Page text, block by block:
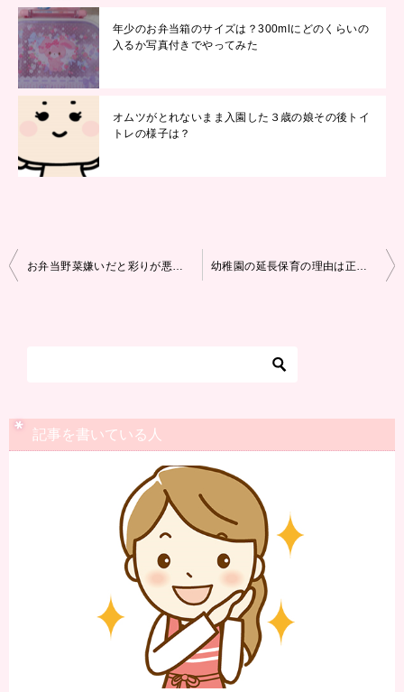
年少のお弁当箱のサイズは？300mlにどのくらいの
入るか写真付きでやってみた
オムツがとれないまま入園した３歳の娘その後トイ
トレの様子は？
投
お弁当野菜嫌いだと彩りが悪い！野菜を使わず子供が楽しく食べるコツ！ 幼稚園の延長保育の理由は正直に書く？働いてなくても預けて大丈夫？
記事を書いている人